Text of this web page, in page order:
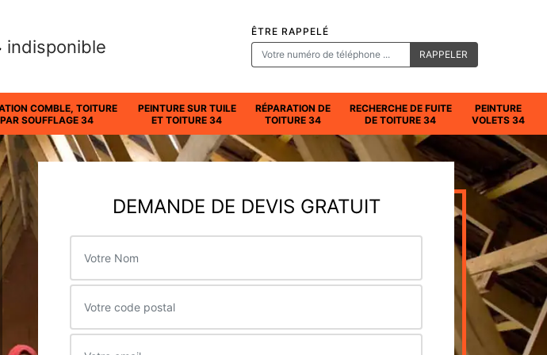
indisponible
ÊTRE RAPPELÉ
COMBLE, TOITURE
PAR SOUFFLAGE 34
PEINTURE SUR TUILE
ET TOITURE 34
RÉPARATION DE
TOITURE 34
RECHERCHE DE FUITE
DE TOITURE 34
PEINTURE
VOLETS 34
DEMANDE DE DEVIS GRATUIT